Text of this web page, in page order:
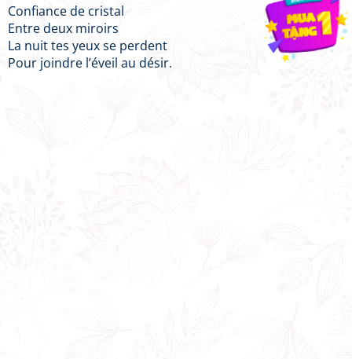
Confiance de cristal
Entre deux miroirs
La nuit tes yeux se perdent
Pour joindre l’éveil au désir.